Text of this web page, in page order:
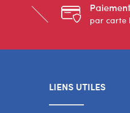
par carte
LIENS UTILES